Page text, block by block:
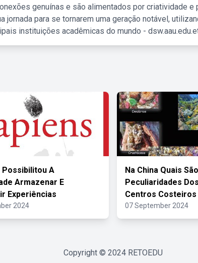
genuínas e são alimentados por criatividade e
para se tornarem uma geração notável,
instituições acadêmicas do mundo -
Possibilitou A
Armazenar E
Experiências
2024
Na China Quais
Peculiaridades
Centros Costeiros
07 September 2024
Copyright © 2024 RETOEDU